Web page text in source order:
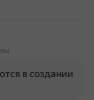
в создании